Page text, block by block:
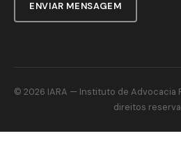
ENVIAR MENSAGEM
© 2026 IARA — Instituto de Advocacia
direitos